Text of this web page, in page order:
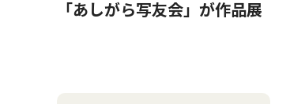
「あしがら写友会」が作品展